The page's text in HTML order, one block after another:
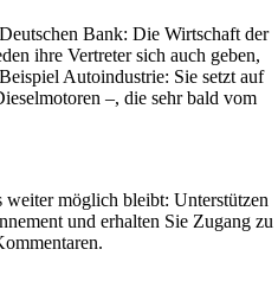
Bank: Die Wirtschaft der
ihre Vertreter sich auch geben,
Autoindustrie: Sie setzt auf
–, die sehr bald vom
möglich bleibt: Unterstützen
und erhalten Sie Zugang zu